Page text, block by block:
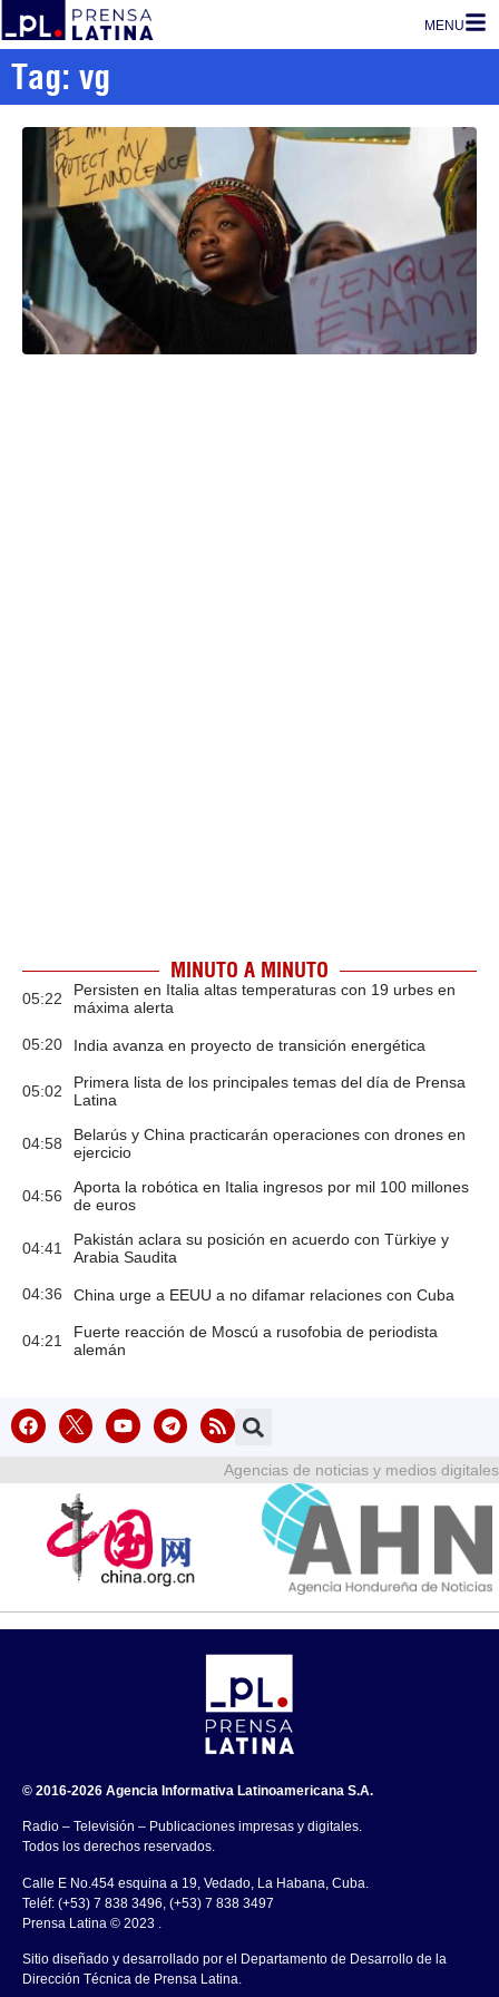
MENU
Tag: vg
MINUTO A MINUTO
05:22
Persisten en Italia altas temperaturas con 19 urbes en
máxima alerta
05:20 India avanza en proyecto de transición energética
05:02
Primera lista de los principales temas del día de Prensa
Latina
04:58
Belarús y China practicarán operaciones con drones en
ejercicio
04:56
Aporta la robótica en Italia ingresos por mil 100 millones
de euros
04:41
Pakistán aclara su posición en acuerdo con Türkiye y
Arabia Saudita
04:36 China urge a EEUU a no difamar relaciones con Cuba
04:21
Fuerte reacción de Moscú a rusofobia de periodista
alemán
Agencias de noticias y medios digitales
© 2016-2026 Agencia Informativa Latinoamericana S.A.
Radio – Televisión – Publicaciones impresas y digitales.
Todos los derechos reservados.
Calle E No.454 esquina a 19, Vedado, La Habana, Cuba.
Teléf: (+53) 7 838 3496, (+53) 7 838 3497
Prensa Latina © 2023 .
Sitio diseñado y desarrollado por el Departamento de Desarrollo de la
Dirección Técnica de Prensa Latina.